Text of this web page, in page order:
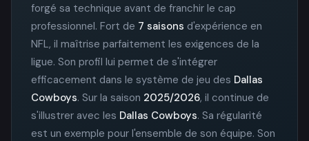
forgé sa technique avant de franchir le cap
professionnel. Fort de 7 saisons d'expérience en
NFL, il maîtrise parfaitement les exigences de la
ligue. Son profil lui permet de s'intégrer
efficacement dans le système de jeu des Dallas
Cowboys. Sur la saison 2025/2026, il continue de
s'illustrer avec les Dallas Cowboys. Sa régularité
est un exemple pour l'ensemble de son équipe. Son